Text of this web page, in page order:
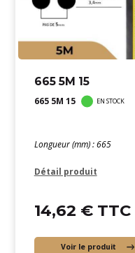
665 5M 15
665 5M 15 EN STOCK
Longueur (mm) : 665
Détail produit
14,62 € TTC
Voir le produit